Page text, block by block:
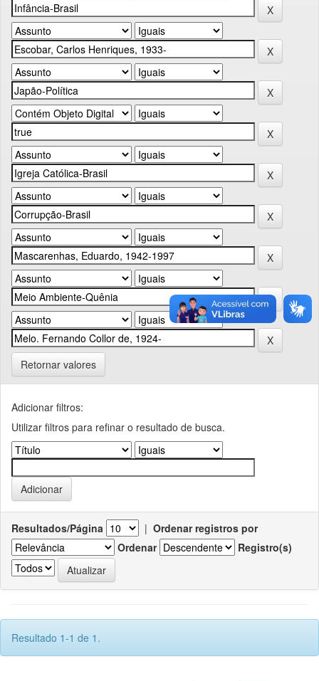
Retornar valores
Adicionar filtros:
Utilizar filtros para refinar o resultado de busca.
Resultados/Página | Ordenar registros por
Ordenar
Registro(s)
Resultado 1-1 de 1.